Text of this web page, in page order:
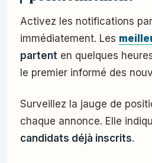
Activez les notifications par
immédiatement. Les
partent en quelques
le premier informé des
Surveillez la jauge de
chaque annonce. Elle
candidats déjà inscrits.